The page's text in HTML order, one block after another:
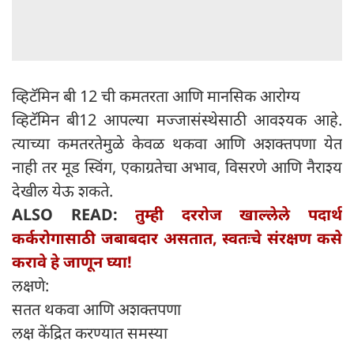
व्हिटॅमिन बी 12 ची कमतरता आणि मानसिक आरोग्य
व्हिटॅमिन बी12 आपल्या मज्जासंस्थेसाठी आवश्यक आहे.
त्याच्या कमतरतेमुळे केवळ थकवा आणि अशक्तपणा येत
नाही तर मूड स्विंग, एकाग्रतेचा अभाव, विसरणे आणि नैराश्य
देखील येऊ शकते.
ALSO READ:तुम्ही दररोज खाल्लेले पदार्थ
कर्करोगासाठी जबाबदार असतात, स्वतःचे संरक्षण कसे
करावे हे जाणून घ्या!
लक्षणे:
सतत थकवा आणि अशक्तपणा
लक्ष केंद्रित करण्यात समस्या